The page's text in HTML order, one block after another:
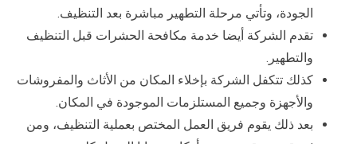
الجودة، وتأتي مرحلة التطهير مباشرة بعد التنظيف.
تقدم الشركة أيضا خدمة مكافحة الحشرات قبل التنظيف
والتطهير.
كذلك تتكفل الشركة بإخلاء المكان من الأثاث والمفروشات
والأجهزة وجميع المستلزمات الموجودة في المكان.
بعد ذلك يقوم فريق العمل المختص بعملية التنظيف، ومن